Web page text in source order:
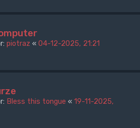
piotraz « 04-12-2025, 21:21
Bless this tongue « 19-11-2025,